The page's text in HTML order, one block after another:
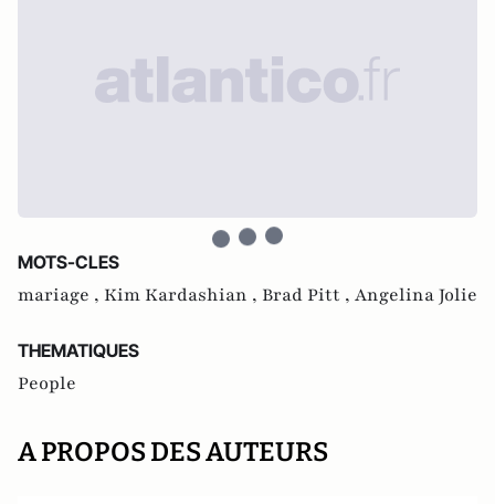
MOTS-CLES
mariage , Kim Kardashian , Brad Pitt , Angelina Jolie
THEMATIQUES
People
A PROPOS DES AUTEURS